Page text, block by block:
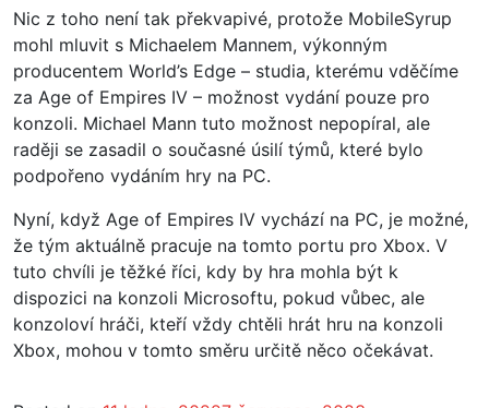
Nic z toho není tak překvapivé, protože MobileSyrup
mohl mluvit s Michaelem Mannem, výkonným
producentem World’s Edge – studia, kterému vděčíme
za Age of Empires IV – možnost vydání pouze pro
konzoli. Michael Mann tuto možnost nepopíral, ale
raději se zasadil o současné úsilí týmů, které bylo
podpořeno vydáním hry na PC.
Nyní, když Age of Empires IV vychází na PC, je možné,
že tým aktuálně pracuje na tomto portu pro Xbox. V
tuto chvíli je těžké říci, kdy by hra mohla být k
dispozici na konzoli Microsoftu, pokud vůbec, ale
konzoloví hráči, kteří vždy chtěli hrát hru na konzoli
Xbox, mohou v tomto směru určitě něco očekávat.